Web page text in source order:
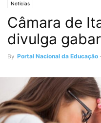
Noticias
Câmara de
divulga
By Portal Nacional da Educação